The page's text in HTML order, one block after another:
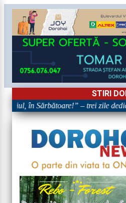
STIRI
în Sărbătoare!” – trei zile